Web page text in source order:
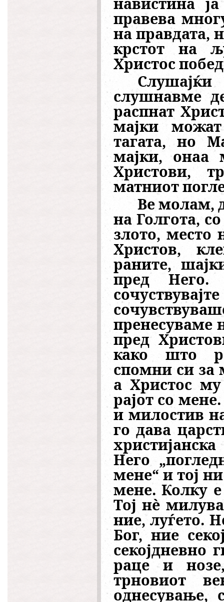
правева
на правдата,
крстот на
Христос
слушнавме
распнат
мајки можат
тагата, но
мајки, онаа
Христови,
матниот
Ве молам,
на Голгота,
злото, место
Христов,
раните,
пред Него.
пренесуваме
пред
како што
спомни си за
а Христос
рајот со
и милостив
го дава
Него
мене“ и тој
мене. Колку
Тој нè
ние, луѓето.
Бог, ние
секојдневно
раце и
трновиот
однесување,